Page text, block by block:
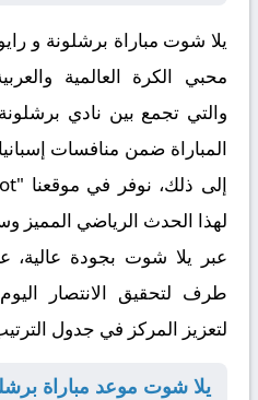
يلا شوت مباراة برشلونة و
محبي الكرة العالمية
والتي تجمع بين نادي برشلونة
المباراة ضمن منافسات
إلى ذلك
لهذا الحدث الرياضي المميز
عبر يلا شوت بجودة عالية،
طرف لتحقيق الانتصار
لتعزيز المركز في جدول
يلا شوت موعد مباراة